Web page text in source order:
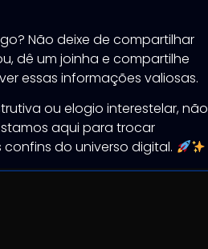
Não deixe de compartilhar
dê um joinha e compartilhe
essas informações valiosas.
ou elogio interestelar, não
aqui para trocar
do universo digital.